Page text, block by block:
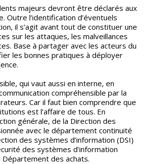
majeurs devront être déclarés aux
Outre l’identification d’éventuels
il s’agit avant tout de constituer une
sur les attaques, les malveillances
Base à partager avec les acteurs du
les bonnes pratiques à déployer
qui vaut aussi en interne, en
compréhensible par la
Car il faut bien comprendre que
est l’affaire de tous. En
générale, de la Direction des
avec le département continuité
des systèmes d’information (DSI)
des systèmes d’information
Département des achats.